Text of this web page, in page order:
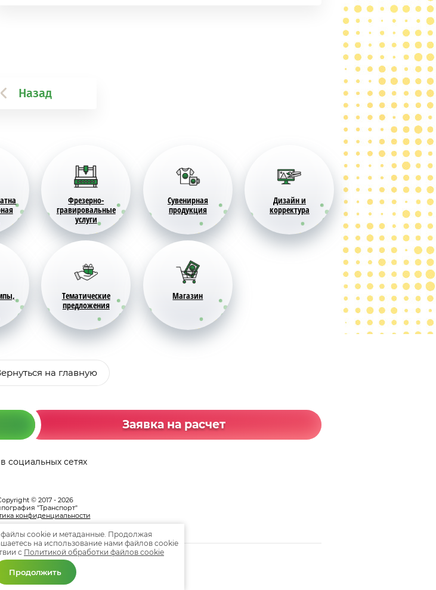
Назад
Фрезерно-
гравировальные
услуги
Сувенирная
продукция
Дизайн и
корректура
Тематические
предложения
Магазин
на главную
Заявка на расчет
социальных сетях
© 2017 - 2026
"Транспорт"
конфиденциальности
файлы cookie и метаданные. Продолжая
на использование нами файлов cookie
с Политикой обработки файлов cookie
Продолжить